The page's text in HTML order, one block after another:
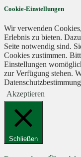
Cookie-Einstellungen
Wir verwenden
Erlebnis zu bieten.
Seite notwendig sind.
Cookies zustimmen.
Einstellungen
zur Verfügung stehen.
Akzeptieren
Schließen